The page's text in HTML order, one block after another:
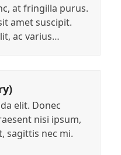
at fringilla purus.
amet suscipit.
ac varius…
elit. Donec
nisi ipsum,
sagittis nec mi.